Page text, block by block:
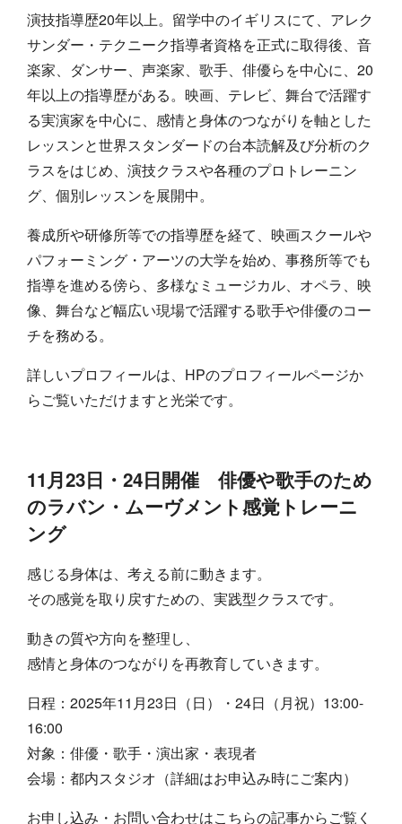
演技指導歴20年以上。留学中のイギリスにて、アレク
サンダー・テクニーク指導者資格を正式に取得後、音
楽家、ダンサー、声楽家、歌手、俳優らを中心に、20
年以上の指導歴がある。映画、テレビ、舞台で活躍す
る実演家を中心に、感情と身体のつながりを軸とした
レッスンと世界スタンダードの台本読解及び分析のク
ラスをはじめ、演技クラスや各種のプロトレーニン
グ、個別レッスンを展開中。
養成所や研修所等での指導歴を経て、映画スクールや
パフォーミング・アーツの大学を始め、事務所等でも
指導を進める傍ら、多様なミュージカル、オペラ、映
像、舞台など幅広い現場で活躍する歌手や俳優のコー
チを務める。
詳しいプロフィールは、HPのプロフィールページか
らご覧いただけますと光栄です。
11月23日・24日開催 俳優や歌手のため
のラバン・ムーヴメント感覚トレーニ
ング
感じる身体は、考える前に動きます。
その感覚を取り戻すための、実践型クラスです。
動きの質や方向を整理し、
感情と身体のつながりを再教育していきます。
日程：2025年11月23日（日）・24日（月祝）13:00-
16:00
対象：俳優・歌手・演出家・表現者
会場：都内スタジオ（詳細はお申込み時にご案内）
お申し込み・お問い合わせはこちらの記事からご覧く